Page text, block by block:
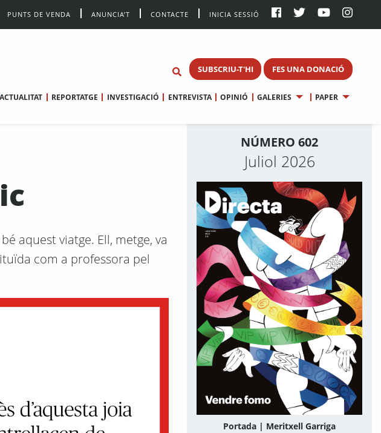
PUNTS DE VENDA ANUNCIA’T CONTACTE INICIA SESSIÓ
SUBSCRIU-T'HI FES UNA DONACIÓ
ACTUALITAT REPORTATGE INVESTIGACIÓ ENTREVISTA OPINIÓ GALERIES PAPER
aquest viatge. Ell, metge, va
com a professora pel
NÚMERO 602
Juliol 2026
Portada | Meritxell Garriga